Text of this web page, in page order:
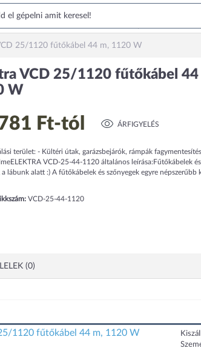
25/1120 fűtőkábel 44 m, 1120 W
VCD 25/1120 fűtőkábel 44
W
Ft-tól ÁRFIGYELÉS
terület: - Kültéri útak, garázsbejárók, rámpák
VCD-25-44-1120 általános leírása:Fűtőkábelek
a lábunk alatt :) A fűtőkábelek és szőnyegek egyre népszerűbb
VCD-25-44-1120
(0)
1120 fűtőkábel 44 m, 1120 W